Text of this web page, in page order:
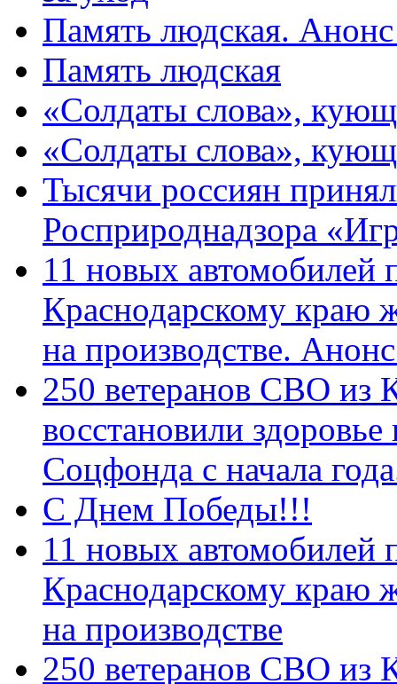
Память людская.
Память людская
«Солдаты слова»,
«Солдаты слова»,
Тысячи россиян
Росприроднадзора
11 новых автомобилей
Краснодарскому краю
на производстве.
250 ветеранов СВО из
восстановили
Соцфонда с начала
С Днем Победы!!!
11 новых автомобилей
Краснодарскому краю
на производстве
250 ветеранов СВО из